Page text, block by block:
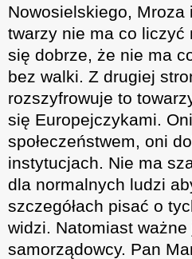
Nowosielskiego,
twarzy nie ma co liczyć
się dobrze, że nie ma
bez walki. Z drugiej
rozszyfrowuje to
się Europejczykami.
społeczeństwem, oni
instytucjach. Nie ma
dla normalnych ludzi
szczegółach pisać o
widzi. Natomiast
samorządowcy. Pan